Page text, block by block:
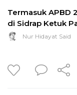
Termasuk APBD
di Sidrap Ketuk
Nur Hidayat Said